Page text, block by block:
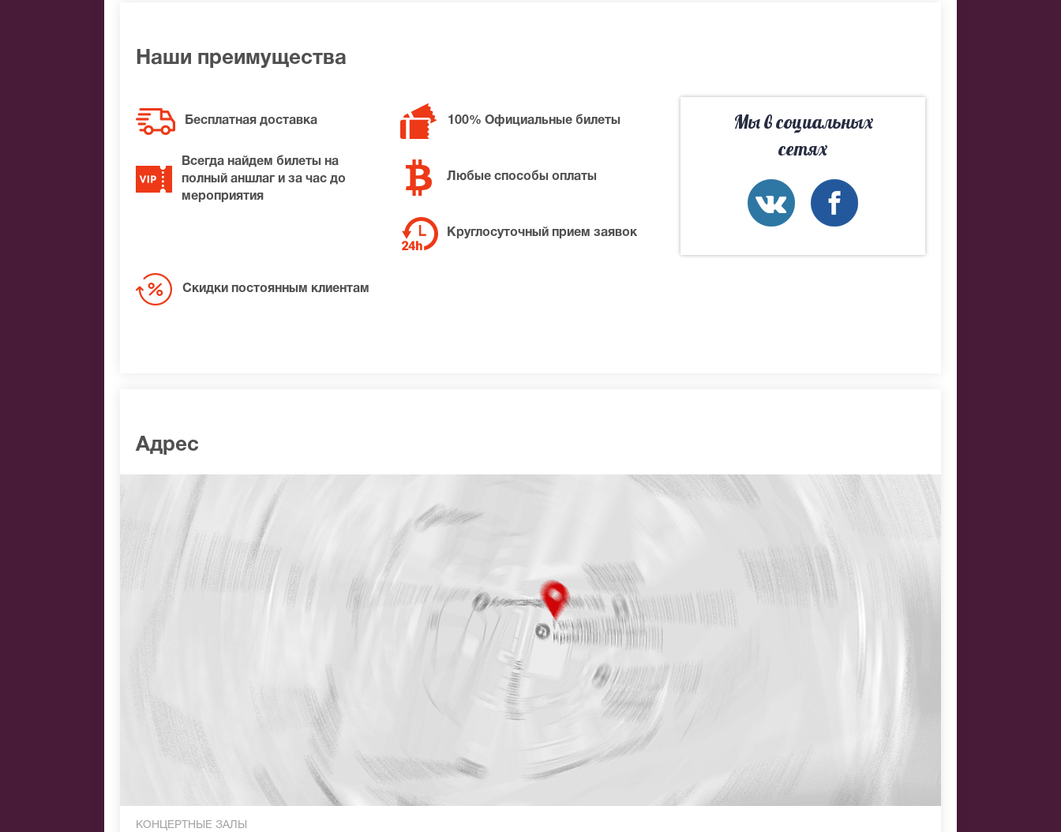
удалось найти нужные билеты на RockestraLive, позвоните нам в call-центр и мы обязательно подберем Вам
Наши преимущества
Бесплатная доставка 100% Официальные билеты
Всегда найдем билеты на
полный аншлаг и за час до
мероприятия
Любые способы оплаты
Круглосуточный прием заявок
Скидки постоянным клиентам
Мы в социальных
сетях
Адрес
КОНЦЕРТНЫЕ ЗАЛЫ